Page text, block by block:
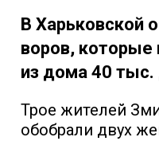
В Харьковской
воров, которые
из дома 40 тыс.
Трое жителей
обобрали двух